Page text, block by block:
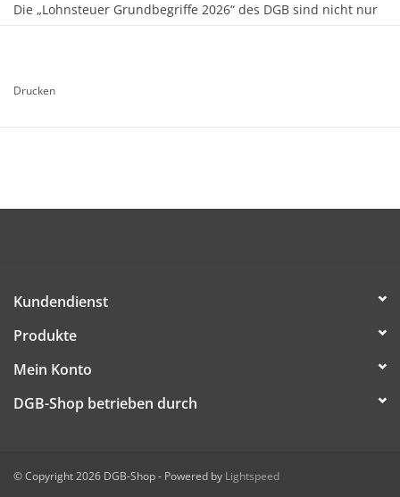
Die „Lohnsteuer Grundbegriffe 2026“ des DGB sind nicht nur
Dank anschaulicher Beispiele bieten sie auch praktische
Drucken
Kundendienst
Produkte
Mein Konto
DGB-Shop betrieben durch
© Copyright 2026 DGB-Shop - Powered by Lightspeed